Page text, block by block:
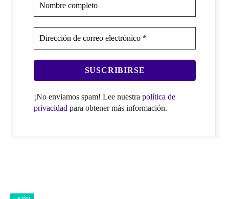
¡No enviamos spam! Lee nuestra política de
privacidad para obtener más información.